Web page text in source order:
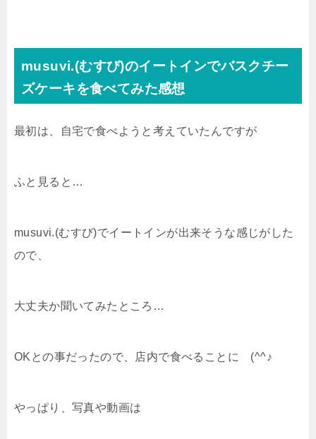
musuvi.(むすび)のイートインでバスクチー
ズケーキを食べてみた感想
最初は、自宅で食べようと考えていたんですが
ふと見ると…
musuvi.(むすび)でイートインが出来そうな感じがした
ので、
大丈夫か聞いてみたところ…
OKとの事だったので、店内で食べることに (^^♪
やっぱり、写真や動画は